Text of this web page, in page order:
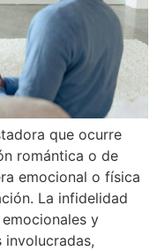
que ocurre
romántica o de
emocional o física
La infidelidad
y